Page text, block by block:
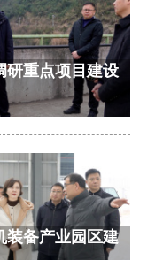
研重点项目建设
装备产业园区建